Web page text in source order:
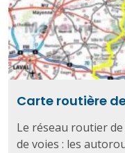
Carte routière
Le réseau routier
de voies : les